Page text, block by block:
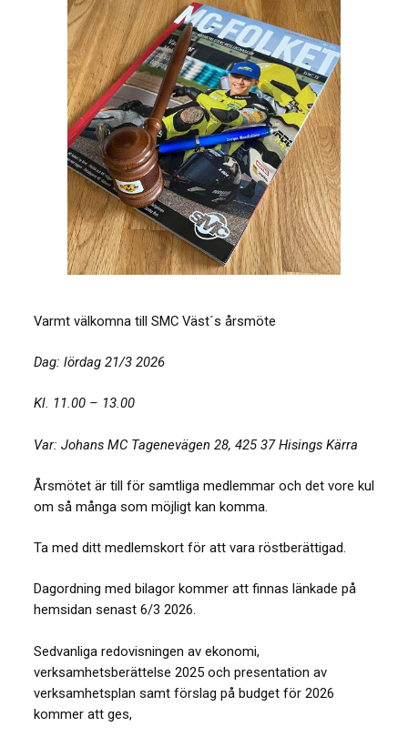
Varmt välkomna till SMC Väst´s årsmöte
Dag: lördag 21/3 2026
Kl. 11.00 – 13.00
Var: Johans MC Tagenevägen 28, 425 37 Hisings Kärra
Årsmötet är till för samtliga medlemmar och det vore kul
om så många som möjligt kan komma.
Ta med ditt medlemskort för att vara röstberättigad.
Dagordning med bilagor kommer att finnas länkade på
hemsidan senast 6/3 2026.
Sedvanliga redovisningen av ekonomi,
verksamhetsberättelse 2025 och presentation av
verksamhetsplan samt förslag på budget för 2026
kommer att ges,